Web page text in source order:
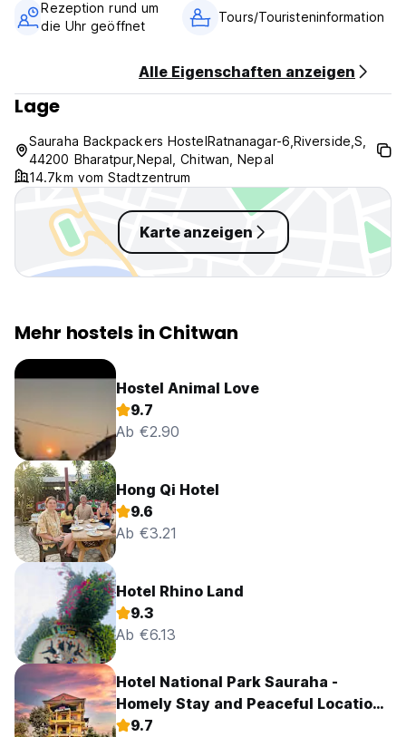
Vorautorisierungsgebühr für die erste Nacht
Kinderfreundlich (Auto-translated from original language)
Rezeption rund um
die Uhr geöffnet
Tours/Touristeninformation
Alle Eigenschaften anzeigen
Lage
Sauraha Backpackers HostelRatnanagar-6,Riverside,S,
44200 Bharatpur,Nepal, Chitwan, Nepal
14.7km vom Stadtzentrum
Karte anzeigen
Mehr hostels in Chitwan
Hostel Animal Love
9.7
Ab €2.90
Hong Qi Hotel
9.6
Ab €3.21
Hotel Rhino Land
9.3
Ab €6.13
Hotel National Park Sauraha -
Homely Stay and Peaceful Location
with Jungle Safari arrangements
9.7